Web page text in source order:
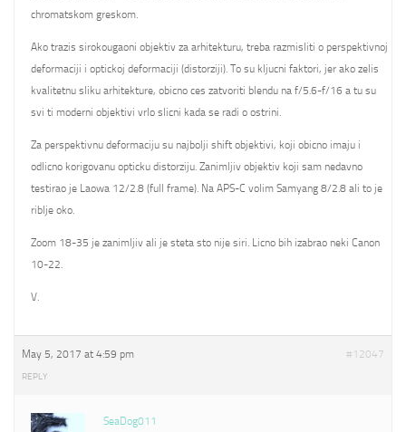
chromatskom greskom.
Ako trazis sirokougaoni objektiv za arhitekturu, treba razmisliti o perspektivnoj
deformaciji i optickoj deformaciji (distorziji). To su kljucni faktori, jer ako zelis
kvalitetnu sliku arhitekture, obicno ces zatvoriti blendu na f/5.6-f/16 a tu su
svi ti moderni objektivi vrlo slicni kada se radi o ostrini.
Za perspektivnu deformaciju su najbolji shift objektivi, koji obicno imaju i
odlicno korigovanu opticku distorziju. Zanimljiv objektiv koji sam nedavno
testirao je Laowa 12/2.8 (full frame). Na APS-C volim Samyang 8/2.8 ali to je
riblje oko.
Zoom 18-35 je zanimljiv ali je steta sto nije siri. Licno bih izabrao neki Canon
10-22.
V.
May 5, 2017 at 4:59 pm #12047
REPLY
SeaDog011